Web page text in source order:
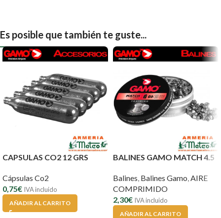
Es posible que también te guste...
CAPSULAS CO2 12 GRS
Cápsulas Co2
0,75€ IVA incluido
AÑADIR AL CARRITO
BALINES GAMO MATCH 4.5
Balines Balines Gamo AIRE
COMPRIMIDO
2,30€ IVA incluido
AÑADIR AL CARRITO